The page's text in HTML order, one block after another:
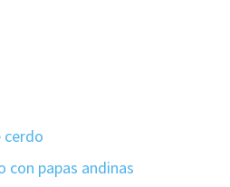
cerdo
con papas andinas